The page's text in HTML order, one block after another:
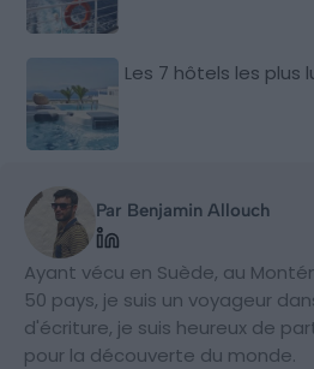
Les 7 hôtels les plus
Par Benjamin Allouch
Ayant vécu en Suède, au
50 pays, je suis un voyageur
d'écriture, je suis heureux de
pour la découverte du monde.